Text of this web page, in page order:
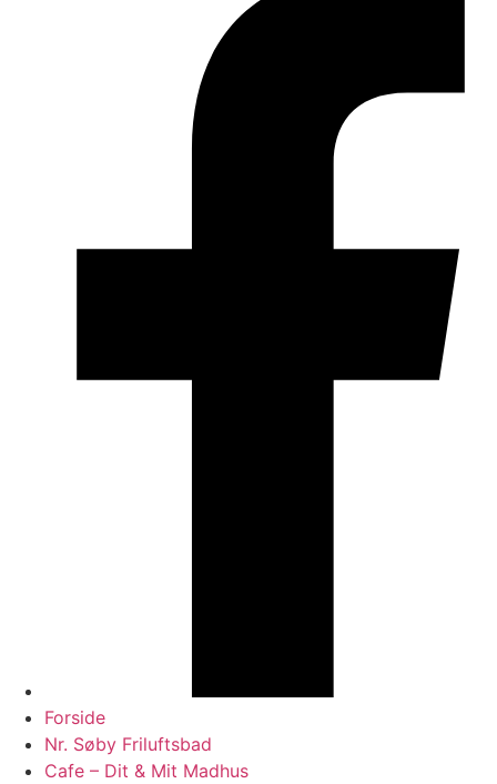
Forside
Nr. Søby Friluftsbad
Cafe – Dit & Mit Madhus